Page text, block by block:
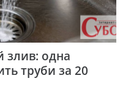
злив: одна
труби за 20